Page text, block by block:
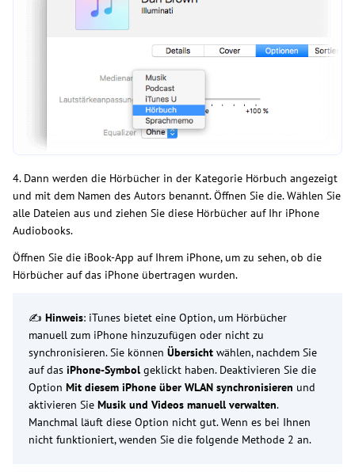
4. Dann werden die Hörbücher in der Kategorie Hörbuch angezeigt
und mit dem Namen des Autors benannt. Öffnen Sie die. Wählen Sie
alle Dateien aus und ziehen Sie diese Hörbücher auf Ihr iPhone
Audiobooks.
Öffnen Sie die iBook-App auf Ihrem iPhone, um zu sehen, ob die
Hörbücher auf das iPhone übertragen wurden.
✍ Hinweis: iTunes bietet eine Option, um Hörbücher
manuell zum iPhone hinzuzufügen oder nicht zu
synchronisieren. Sie können Übersicht wählen, nachdem Sie
auf das iPhone-Symbol geklickt haben. Deaktivieren Sie die
Option Mit diesem iPhone über WLAN synchronisieren und
aktivieren Sie Musik und Videos manuell verwalten.
Manchmal läuft diese Option nicht gut. Wenn es bei Ihnen
nicht funktioniert, wenden Sie die folgende Methode 2 an.